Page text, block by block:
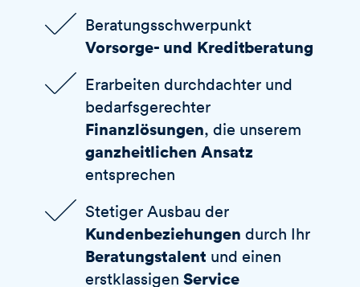
Beratungsschwerpunkt
Vorsorge- und Kreditberatung
Erarbeiten durchdachter und
bedarfsgerechter
Finanzlösungen, die unserem
ganzheitlichen Ansatz
entsprechen
Stetiger Ausbau der
Kundenbeziehungen durch Ihr
Beratungstalent und einen
erstklassigen Service